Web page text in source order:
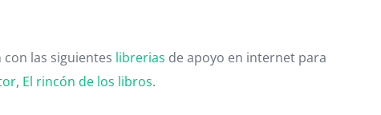
las siguientes librerias de apoyo en internet para
, El rincón de los libros.